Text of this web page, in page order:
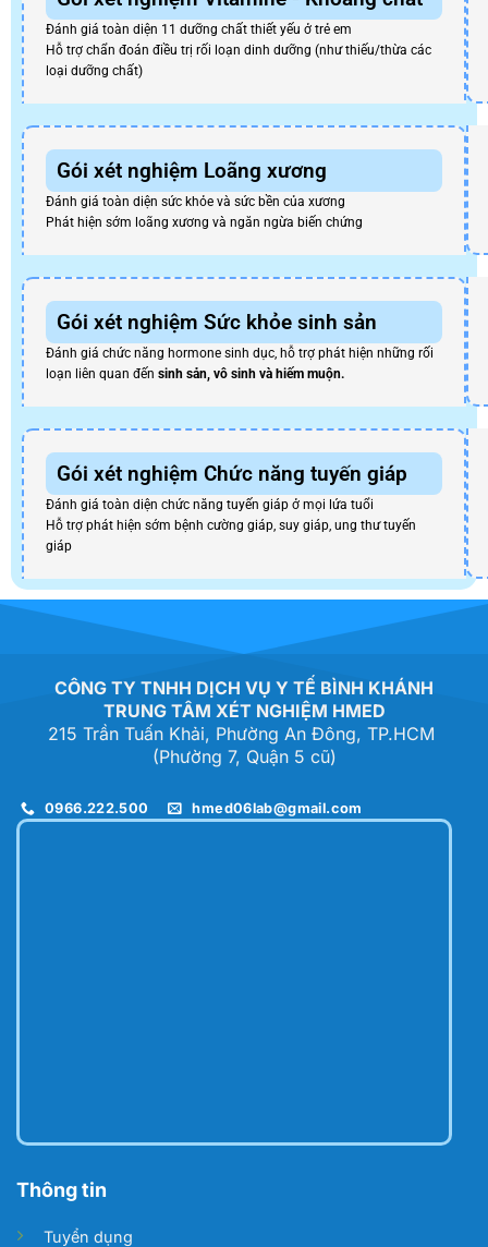
Đánh giá toàn diện 11 dưỡng chất thiết yếu ở trẻ em
Hỗ trợ chẩn đoán điều trị rối loạn dinh dưỡng (như thiếu/thừa các
loại dưỡng chất)
Gói xét nghiệm Loãng xương
Đánh giá toàn diện sức khỏe và sức bền của xương
Phát hiện sớm loãng xương và ngăn ngừa biến chứng
Gói xét nghiệm Sức khỏe sinh sản
Đánh giá chức năng hormone sinh dục, hỗ trợ phát hiện những rối
loạn liên quan đến sinh sản, vô sinh và hiếm muộn.
Gói xét nghiệm Chức năng tuyến giáp
Đánh giá toàn diện chức năng tuyến giáp ở mọi lứa tuổi
Hỗ trợ phát hiện sớm bệnh cường giáp, suy giáp, ung thư tuyến
giáp
CÔNG TY TNHH DỊCH VỤ Y TẾ BÌNH KHÁNH
TRUNG TÂM XÉT NGHIỆM HMED
215 Trần Tuấn Khải, Phường An Đông, TP.HCM
(Phường 7, Quận 5 cũ)
0966.222.500 hmed06lab@gmail.com
Thông tin
Tuyển dụng